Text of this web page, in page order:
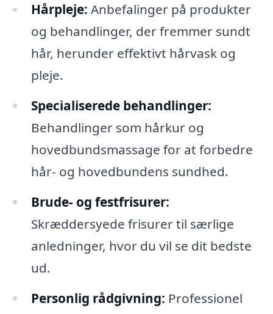
Hårpleje: Anbefalinger på produkter
og behandlinger, der fremmer sundt
hår, herunder effektivt hårvask og
pleje.
Specialiserede behandlinger:
Behandlinger som hårkur og
hovedbundsmassage for at forbedre
hår- og hovedbundens sundhed.
Brude- og festfrisurer:
Skræddersyede frisurer til særlige
anledninger, hvor du vil se dit bedste
ud.
Personlig rådgivning: Professionel